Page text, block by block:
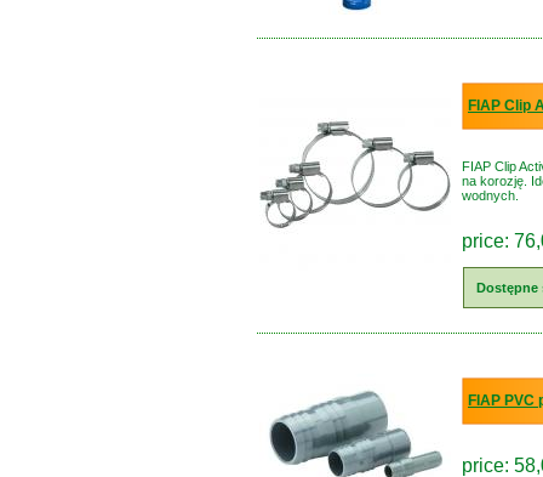
FIAP Clip
FIAP Clip
na korozję.
wodnych.
price:
Dostępne
FIAP PVC
price: